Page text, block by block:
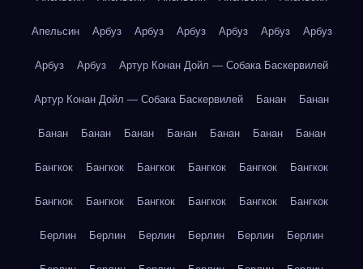
Апельсин Арбуз Арбуз Арбуз Арбуз Арбуз Арбуз
Арбуз Арбуз Артур Конан Дойл — Собака Баскервилей
Артур Конан Дойл — Собака Баскервилей Банан Банан
Банан Банан Банан Банан Банан Банан Банан
Бангкок Бангкок Бангкок Бангкок Бангкок Бангкок
Бангкок Бангкок Бангкок Бангкок Бангкок Бангкок
Берлин Берлин Берлин Берлин Берлин Берлин